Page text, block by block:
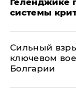
Геленджике
системы
Сильный
ключевом
Болгарии